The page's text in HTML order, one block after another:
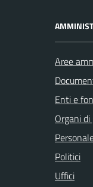
Aree
Enti e
Organi
Politici
Uffici